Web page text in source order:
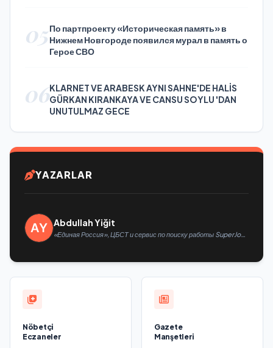
05По партпроекту «Историческая память» в
Нижнем Новгороде появился мурал в память о
Герое СВО
06KLARNET VE ARABESK AYNI SAHNE'DE HALİS
GÜRKAN KIRANKAYA VE CANSU SOYLU 'DAN
UNUTULMAZ GECE
YAZARLAR
Abdullah Yiğit
«Единая Россия», ЦБСТ и сервис по поиску работы SuperJob
Nöbetçi
Eczaneler
Gazete
Manşetleri